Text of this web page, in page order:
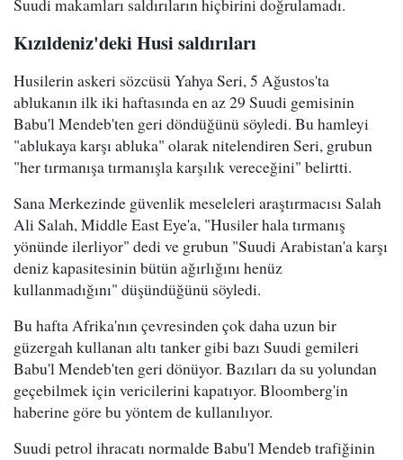
Suudi makamları saldırıların hiçbirini doğrulamadı.
Kızıldeniz'deki Husi saldırıları
Husilerin askeri sözcüsü Yahya Seri, 5 Ağustos'ta
ablukanın ilk iki haftasında en az 29 Suudi gemisinin
Babu'l Mendeb'ten geri döndüğünü söyledi. Bu hamleyi
"ablukaya karşı abluka" olarak nitelendiren Seri, grubun
"her tırmanışa tırmanışla karşılık vereceğini" belirtti.
Sana Merkezinde güvenlik meseleleri araştırmacısı Salah
Ali Salah, Middle East Eye'a, "Husiler hala tırmanış
yönünde ilerliyor" dedi ve grubun "Suudi Arabistan'a karşı
deniz kapasitesinin bütün ağırlığını henüz
kullanmadığını" düşündüğünü söyledi.
Bu hafta Afrika'nın çevresinden çok daha uzun bir
güzergah kullanan altı tanker gibi bazı Suudi gemileri
Babu'l Mendeb'ten geri dönüyor. Bazıları da su yolundan
geçebilmek için vericilerini kapatıyor. Bloomberg'in
haberine göre bu yöntem de kullanılıyor.
Suudi petrol ihracatı normalde Babu'l Mendeb trafiğinin